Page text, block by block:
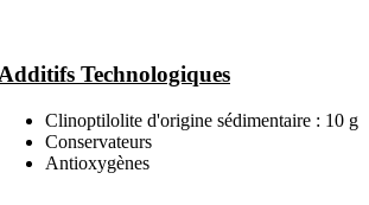
Technologiques
Clinoptilolite d'origine sédimentaire : 10 g
Conservateurs
Antioxygènes